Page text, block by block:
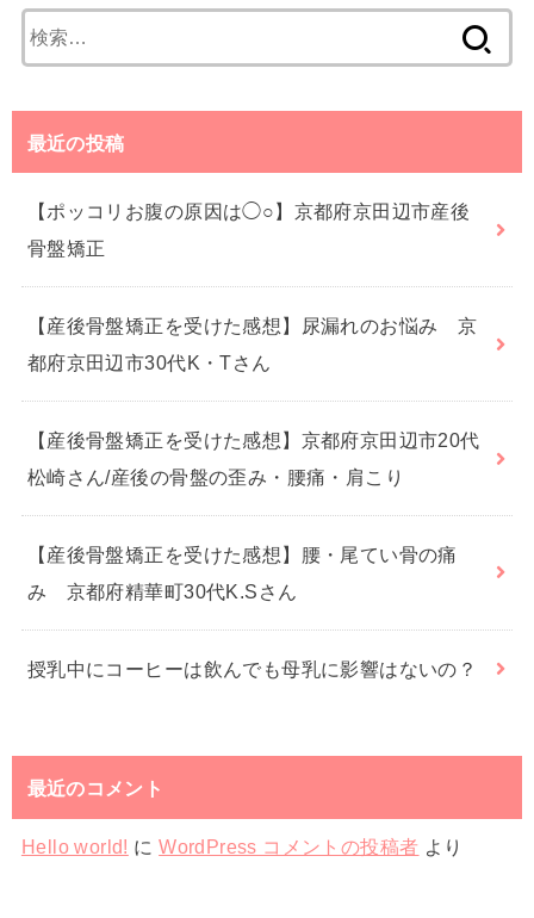
索:
最近の投稿
【ポッコリお腹の原因は◯○】京都府京田辺市産後
骨盤矯正
【産後骨盤矯正を受けた感想】尿漏れのお悩み 京
都府京田辺市30代K・Tさん
【産後骨盤矯正を受けた感想】京都府京田辺市20代
松崎さん/産後の骨盤の歪み・腰痛・肩こり
【産後骨盤矯正を受けた感想】腰・尾てい骨の痛
み 京都府精華町30代K.Sさん
授乳中にコーヒーは飲んでも母乳に影響はないの？
最近のコメント
Hello world! にWordPress コメントの投稿者 より